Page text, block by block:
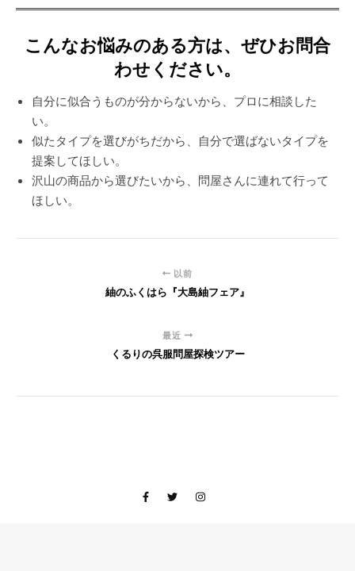
こんなお悩みのある方は、ぜひお問合
わせください。
自分に似合うものが分からないから、プロに相談した
い。
似たタイプを選びがちだから、自分で選ばないタイプを
提案してほしい。
沢山の商品から選びたいから、問屋さんに連れて行って
ほしい。
以前
紬のふくはら『大島紬フェア』
最近
くるりの呉服問屋探検ツアー